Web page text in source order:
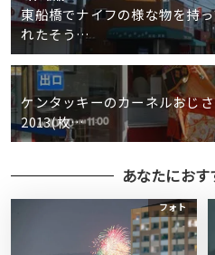
東船橋でナイフの様な物を持
れたそう…
ケンタッキーのカーネルおじ
2013(枚…
あなたにお
フォト